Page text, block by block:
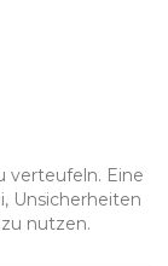
verteufeln. Eine
Unsicherheiten
nutzen.